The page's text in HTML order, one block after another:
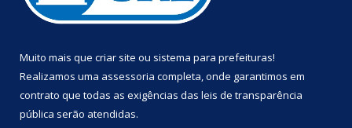
Muito mais que criar site ou sistema para prefeituras!
Realizamos uma assessoria completa, onde garantimos em
contrato que todas as exigências das leis de transparência
pública serão atendidas.